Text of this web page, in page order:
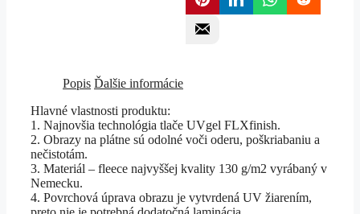
Popis Ďalšie informácie
Hlavné vlastnosti produktu:
1. Najnovšia technológia tlače UVgel FLXfinish.
2. Obrazy na plátne sú odolné voči oderu, poškriabaniu a
nečistotám.
3. Materiál – fleece najvyššej kvality 130 g/m2 vyrábaný v
Nemecku.
4. Povrchová úprava obrazu je vytvrdená UV žiarením,